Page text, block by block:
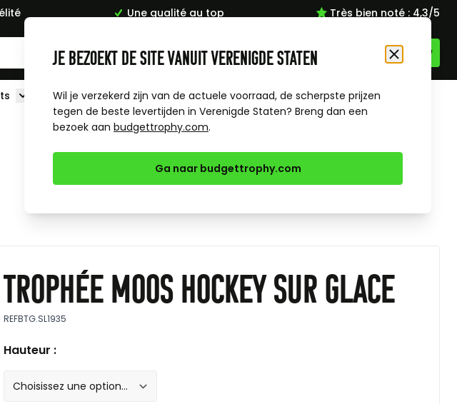
Une qualité au top Très bien noté : 4,3/5
Langue
FR
Toggle submenu for Les Sports
Trophée Moos hockey sur glace
REFBTG.SL1935
Hauteur :
Je bezoekt de site vanuit Verenigde Staten
Fermer
Wil je verzekerd zijn van de actuele voorraad, de scherpste prijzen
tegen de beste levertijden in Verenigde Staten? Breng dan een
bezoek aan budgettrophy.com.
Ga naar budgettrophy.com